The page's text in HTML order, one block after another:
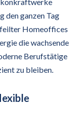
den ganzen Tag
Homeoffices
die wachsende
Berufstätige
zu bleiben.